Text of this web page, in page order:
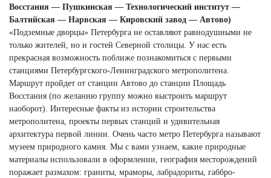
Восстания — Пушкинская — Технологический институт —
Балтийская — Нарвская — Кировский завод — Автово)
«Подземные дворцы» Петербурга не оставляют равнодушными не
только жителей, но и гостей Северной столицы. У нас есть
прекрасная возможность поближе познакомиться с первыми
станциями Петербургского-Ленинградского метрополитена.
Маршрут пройдет от станции Автово до станции Площадь
Восстания (по желанию группу можно выстроить маршрут
наоборот). Интересные факты из истории строительства
метрополитена, проекты первых станций и удивительная
архитектура первой линии. Очень часто метро Петербурга называют
музеем природного камня. Мы с вами узнаем, какие природные
материалы использовали в оформлении, география месторождений
поражает размахом: граниты, мраморы, лабрадориты, габбро-